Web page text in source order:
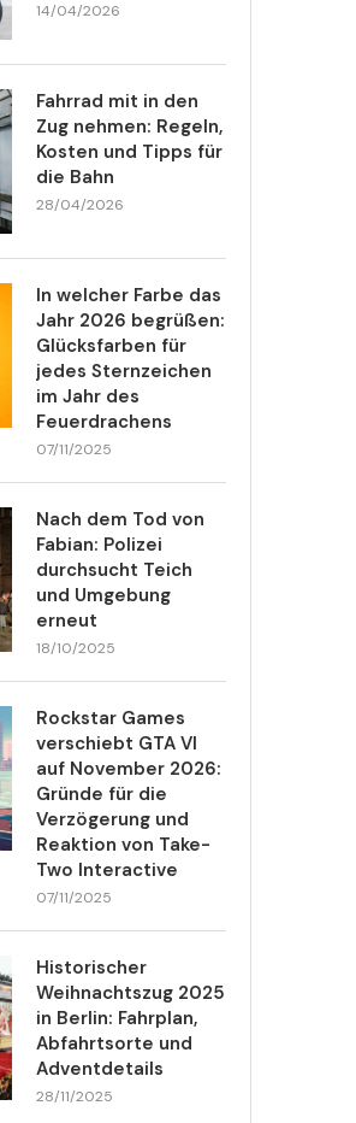
14/04/2026
Fahrrad mit in den
Zug nehmen: Regeln,
Kosten und Tipps für
die Bahn
28/04/2026
In welcher Farbe das
Jahr 2026 begrüßen:
Glücksfarben für
jedes Sternzeichen
im Jahr des
Feuerdrachens
07/11/2025
Nach dem Tod von
Fabian: Polizei
durchsucht Teich
und Umgebung
erneut
18/10/2025
Rockstar Games
verschiebt GTA VI
auf November 2026:
Gründe für die
Verzögerung und
Reaktion von Take-
Two Interactive
07/11/2025
Historischer
Weihnachtszug 2025
in Berlin: Fahrplan,
Abfahrtsorte und
Adventdetails
28/11/2025